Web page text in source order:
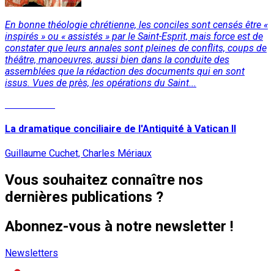
En bonne théologie chrétienne, les conciles sont censés être «
inspirés » ou « assistés » par le Saint-Esprit, mais force est de
constater que leurs annales sont pleines de conflits, coups de
théâtre, manoeuvres, aussi bien dans la conduite des
assemblées que la rédaction des documents qui en sont
issus. Vues de près, les opérations du Saint...
La dramatique conciliaire de l'Antiquité à Vatican II
Guillaume Cuchet, Charles Mériaux
Vous souhaitez connaître nos
dernières publications ?
Abonnez-vous à notre newsletter !
Newsletters